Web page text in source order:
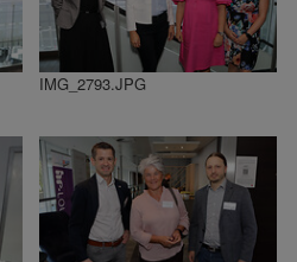
IMG_2793.JPG